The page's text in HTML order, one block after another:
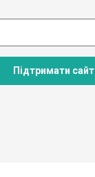
Підтримати сайт